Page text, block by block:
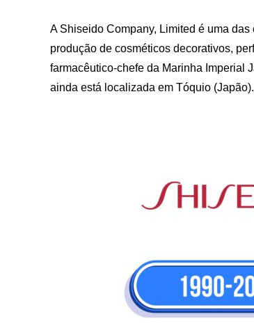
A Shiseido Company, Limited é uma
produção de cosméticos decorativos,
farmacêutico-chefe da Marinha Imperial
ainda está localizada em Tóquio